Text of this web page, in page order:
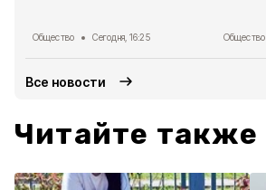
Общество Сегодня, 16:25 Общество
Все новости
Читайте также